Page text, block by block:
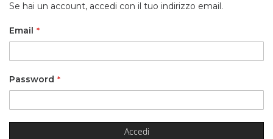
Se hai un account, accedi con il tuo indirizzo email.
Email
Password
Accedi